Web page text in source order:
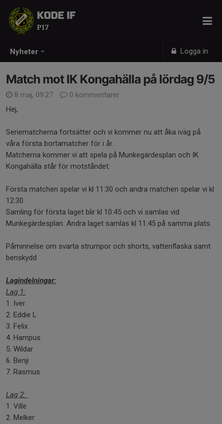
Nyheter Logga in
KODE IF
P17
Match mot IK Kongahälla på lördag 9/5
8 maj, 09:27
0 kommentarer
Hej,
Seriematcherna fortsätter och vi kommer nu att åka iväg på
våra första bortamatcher för i år.
Matcherna kommer vi att spela på Munkegärdesplan och IK
Kongahälla står för motståndet.
Första matchen spelar vi kl 11:30 och andra matchen spelar vi kl
12:30.
Samling för första laget blir kl 10:45 och vi samlas vid
Munkegärdesplan. Andra laget samlas kl 11:45 på samma plats.
Påminnelse om svarta strumpor och shorts, vattenflaska samt
benskydd
Lagindelningar:
Lag 1:
1. Iver
2. Eddie L
3. Felix
4. Hampus
5. Wildar
6. Benji
7. Rasmus
Lag 2:
1. Ville
2. Melker